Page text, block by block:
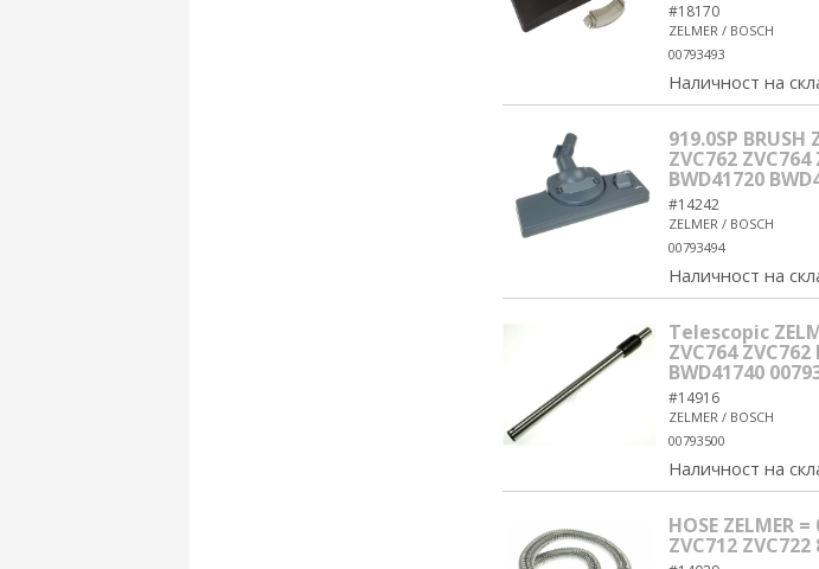
#18170
ZELMER / BOSCH
00793493
Наличност на
919.0SP BRUSH
ZVC762 ZVC764
BWD41720
#14242
ZELMER / BOSCH
00793494
Наличност на
Telescopic
ZVC764 ZVC762
BWD41740
#14916
ZELMER / BOSCH
00793500
Наличност на
HOSE ZELMER
ZVC712